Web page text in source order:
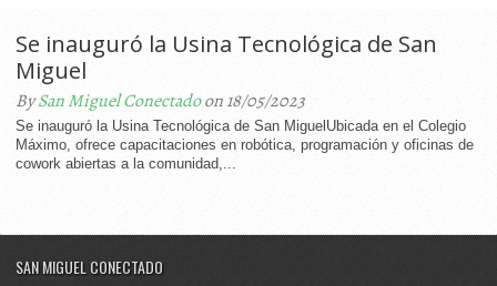
Se inauguró la Usina Tecnológica de San
Miguel
BySan Miguel Conectadoon 18/05/2023
Se inauguró la Usina Tecnológica de San MiguelUbicada en el Colegio
Máximo, ofrece capacitaciones en robótica, programación y oficinas de
cowork abiertas a la comunidad,...
SAN MIGUEL CONECTADO